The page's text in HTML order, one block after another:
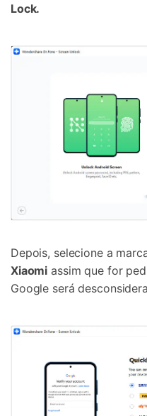
Lock.
Depois, selecione a
Xiaomi assim que for
Google será